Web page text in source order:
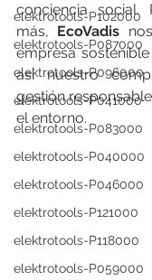
elektrotools-P102000
elektrotools-P087000
elektrotools-P096000
elektrotools-P041000
elektrotools-P083000
elektrotools-P040000
elektrotools-P046000
elektrotools-P121000
elektrotools-P118000
elektrotools-P059000
conciencia
más, EcoVadis
empresa
así nuestro
gestión
el entorno.